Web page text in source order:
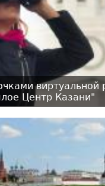
виртуальной
Центр Казани"